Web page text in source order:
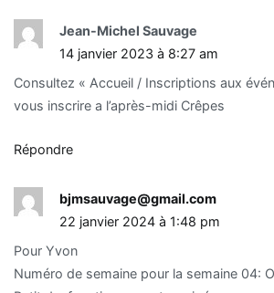
Jean-Michel Sauvage
14 janvier 2023 à 8:27 am
Consultez « Accueil / Inscriptions aux
vous inscrire a l’après-midi Crêpes
Répondre
bjmsauvage@gmail.com
22 janvier 2024 à 1:48 pm
Pour Yvon
Numéro de semaine pour la semaine 04: